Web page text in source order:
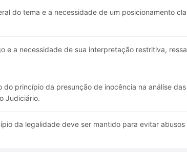
do tema e a necessidade de um posicionamento
e a necessidade de sua interpretação restritiva,
princípio da presunção de inocência na análise
Judiciário.
da legalidade deve ser mantido para evitar